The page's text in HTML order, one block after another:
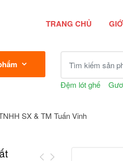
TRANG CHỦ
Đệm lót ghế
SX & TM Tuấn Vinh